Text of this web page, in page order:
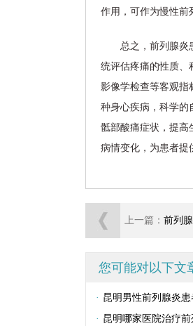
作用，可作为慢性前
总之，前列腺炎
统评估疼痛的性质、
影像学检查等客观指
种身心疾病，科学的
骶部酸痛症状，提高
病情变化，为患者提
上一篇： 前列
您可能对以下文
· 昆明男性前列腺炎
· 昆明哪家医院治疗